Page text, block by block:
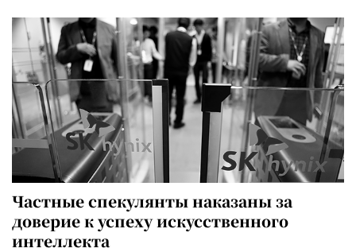
Частные спекулянты наказаны за
доверие к успеху искусственного
интеллекта